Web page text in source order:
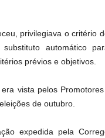
privilegiava o critério
automático
prévios e objetivos.
vista pelos
de outubro.
expedida pela